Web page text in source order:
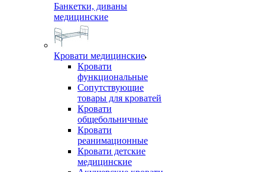
Банкетки, диваны
медицинские
Кровати медицинские
Кровати
функциональные
Сопутствующие
товары для кроватей
Кровати
общебольничные
Кровати
реанимационные
Кровати детские
медицинские